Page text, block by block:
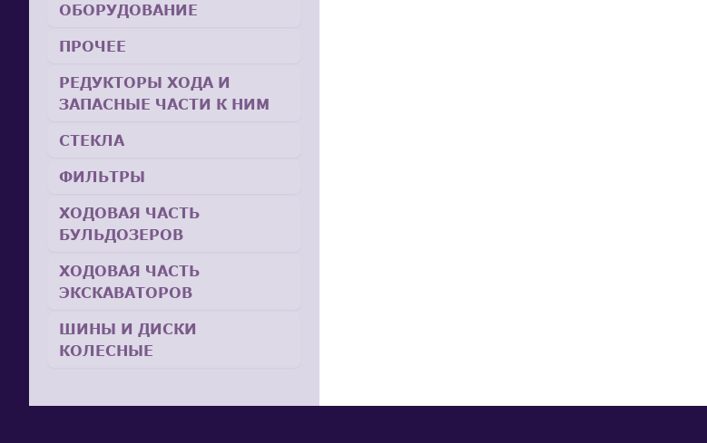
ОБОРУДОВАНИЕ
ПРОЧЕЕ
РЕДУКТОРЫ ХОДА И
ЗАПАСНЫЕ ЧАСТИ К НИМ
СТЕКЛА
ФИЛЬТРЫ
ХОДОВАЯ ЧАСТЬ
БУЛЬДОЗЕРОВ
ХОДОВАЯ ЧАСТЬ
ЭКСКАВАТОРОВ
ШИНЫ И ДИСКИ
КОЛЕСНЫЕ